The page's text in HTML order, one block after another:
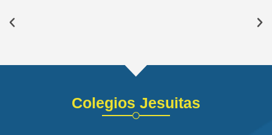
Colegios Jesuitas